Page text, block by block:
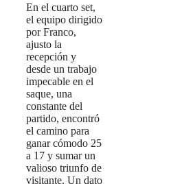
En el cuarto set,
el equipo dirigido
por Franco,
ajusto la
recepción y
desde un trabajo
impecable en el
saque, una
constante del
partido, encontró
el camino para
ganar cómodo 25
a 17 y sumar un
valioso triunfo de
visitante. Un dato